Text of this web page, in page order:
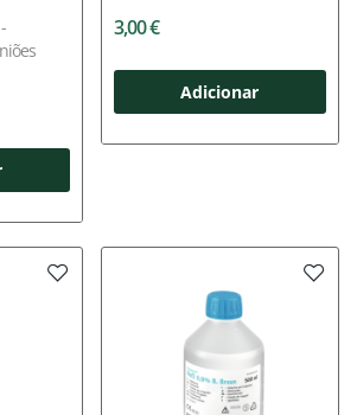
-
3,00 €
Adicionar